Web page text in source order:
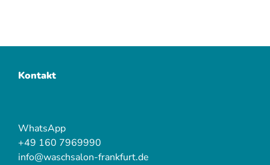
Kontakt
WhatsApp
+49 160 7969990
info@waschsalon-frankfurt.de